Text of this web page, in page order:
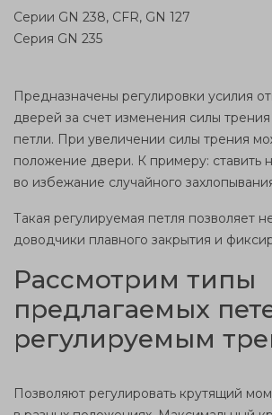
Серии GN 238, CFR, GN 127
Серия GN 235
Предназначены регулировки усилия
дверей за счет изменения силы трения
петли. При увеличении силы трения
положение двери. К примеру: ставить
во избежание случайного
Такая регулируемая петля позволяет
доводчики плавного закрытия и
Рассмотрим типы
предлагаемых
регулируемым
Позволяют регулировать крутящий